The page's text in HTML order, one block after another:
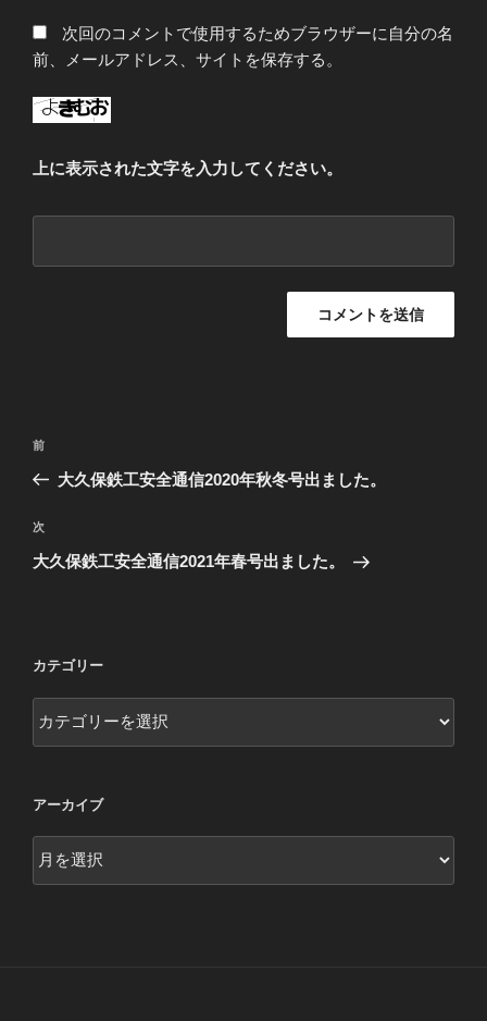
次回のコメントで使用するためブラウザーに自分の名
前、メールアドレス、サイトを保存する。
上に表示された文字を入力してください。
投
ビ
ゲ
ン
前
の
稿
前
大久保鉄工安全通信2020年秋冬号出ました。
次
の
次
大久保鉄工安全通信2021年春号出ました。
カテゴリー
ー
アーカイブ
ア